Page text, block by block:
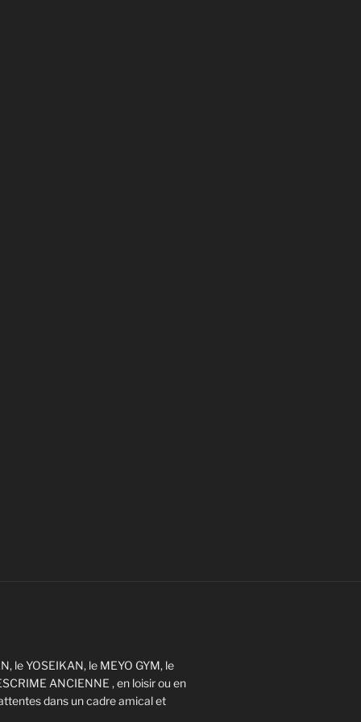
le YOSEIKAN, le MEYO GYM, le
ANCIENNE , en loisir ou en
dans un cadre amical et